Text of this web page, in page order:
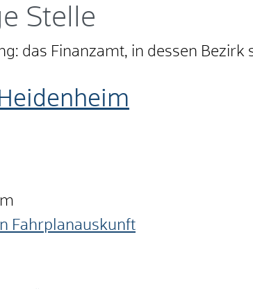
Stelle
das Finanzamt, in dessen Bezirk
Fahrplanauskunft